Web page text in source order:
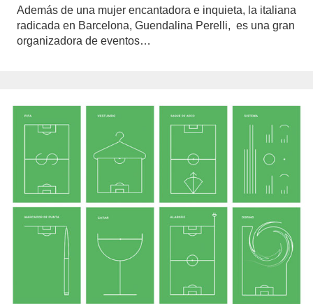
Además de una mujer encantadora e inquieta, la italiana
radicada en Barcelona, Guendalina Perelli, es una gran
organizadora de eventos…